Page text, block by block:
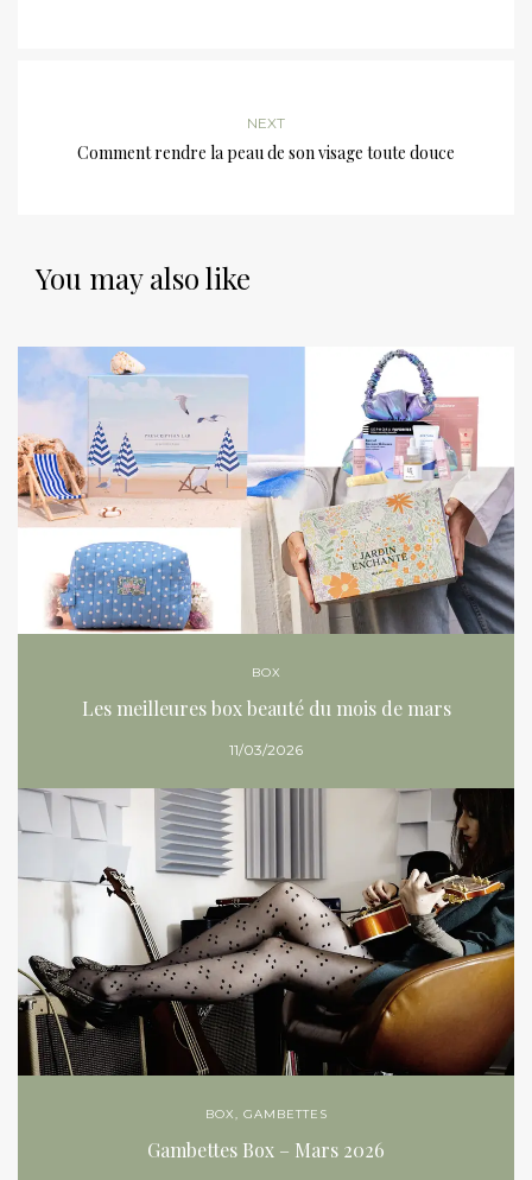
NEXT
Comment rendre la peau de son visage toute douce
You may also like
BOX
Les meilleures box beauté du mois de mars
11/03/2026
BOX, GAMBETTES
Gambettes Box – Mars 2026